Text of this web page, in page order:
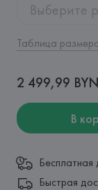
Выберите
Таблица
2 499,99 BYN
В
Быстрая